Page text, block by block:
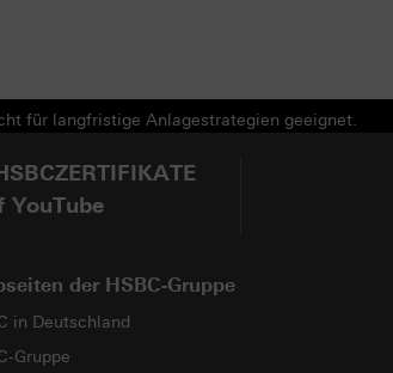
für langfristige Anlagestrategien geeignet.
YouTube
der HSBC-Gruppe
in Deutschland
Gruppe